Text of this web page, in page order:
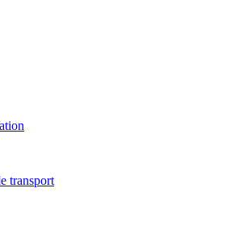
transport